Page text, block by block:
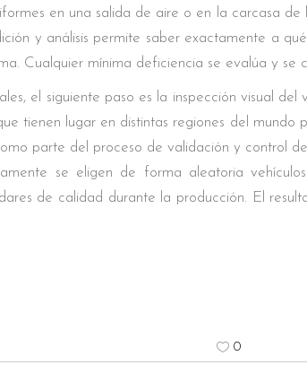
en una salida de aire o en la carcasa
y análisis permite saber exactamente a
Cualquier mínima deficiencia se evalúa y se
el siguiente paso es la inspección visual
tienen lugar en distintas regiones del
parte del proceso de validación y control
se eligen de forma aleatoria
de calidad durante la producción. El
0